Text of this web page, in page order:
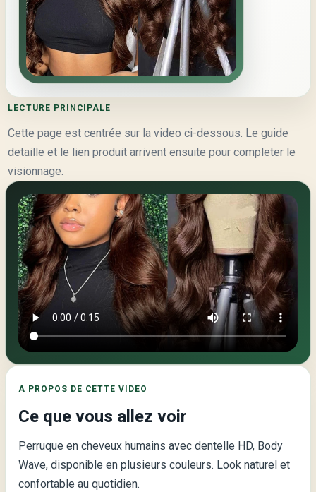
LECTURE PRINCIPALE
Cette page est centrée sur la video ci-dessous. Le guide
detaille et le lien produit arrivent ensuite pour completer le
visionnage.
Video
principale
de
la
en
Humains
avec
A PROPOS DE CETTE VIDEO
Ce que vous allez voir
Perruque en cheveux humains avec dentelle HD, Body
Wave, disponible en plusieurs couleurs. Look naturel et
confortable au quotidien.